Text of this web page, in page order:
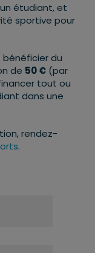
étudiant, et
sportive pour
du
de 50 € (par
tout ou
dans une
rendez-
.